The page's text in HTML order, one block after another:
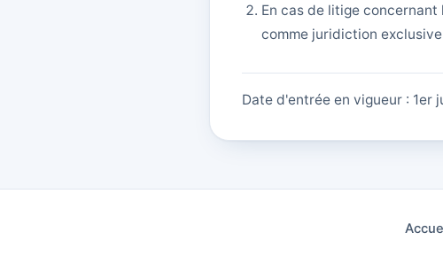
En cas de litige
comme juridiction
Date d'entrée en vigueur : 1er